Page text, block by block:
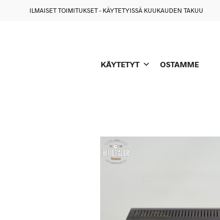
ILMAISET TOIMITUKSET - KÄYTETYISSÄ KUUKAUDEN TAKUU
KÄYTETYT OSTAMME